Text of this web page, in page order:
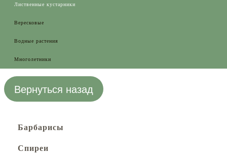
Лиственные кустарники
Вересковые
Водные растения
Многолетники
Вернуться назад
Барбарисы
Спиреи